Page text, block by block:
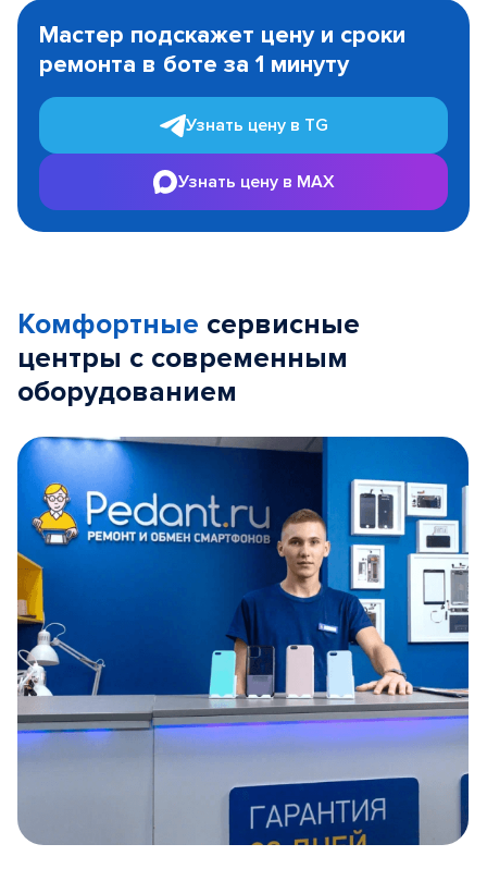
1
Мастер подскажет цену и сроки
ремонта в боте за 1 минуту
Узнать цену в TG
Узнать цену в MAX
Комфортные сервисные
центры с современным
оборудованием